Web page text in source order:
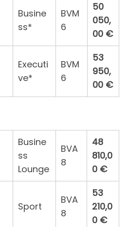
Busine
ss*
BVM
6
50
050,
00 €
Executi
ve*
BVM
6
53
950,
00 €
Busine
ss
Lounge
BVA
8
48
810,0
0 €
Sport
BVA
8
53
210,0
0 €